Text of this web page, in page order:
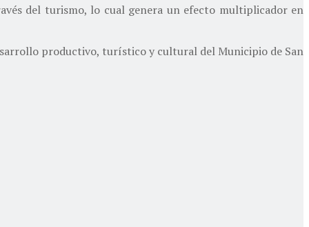
del turismo, lo cual genera un efecto multiplicador en
productivo, turístico y cultural del Municipio de San